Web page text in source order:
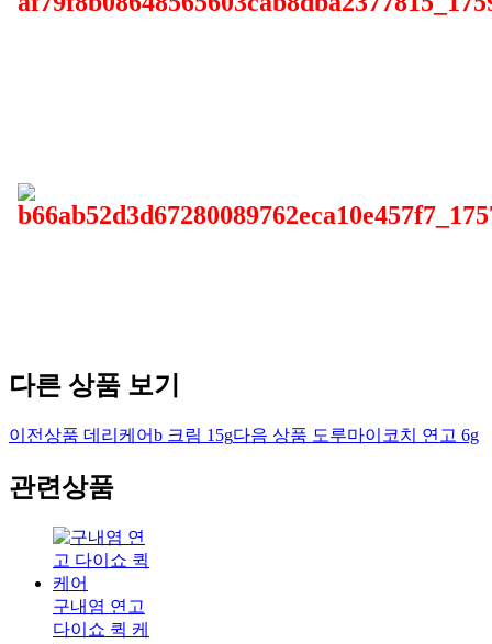
다른 상품 보기
이전상품 데리케어b 크림 15g다음 상품 도루마이코치 연고 6g
관련상품
구내염 연고
다이쇼 퀵 케